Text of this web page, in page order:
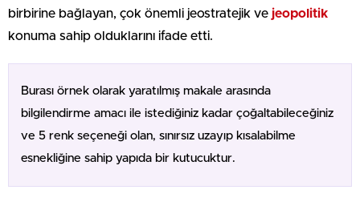
birbirine bağlayan, çok önemli jeostratejik ve jeopolitik
konuma sahip olduklarını ifade etti.
Burası örnek olarak yaratılmış makale arasında
bilgilendirme amacı ile istediğiniz kadar çoğaltabileceğiniz
ve 5 renk seçeneği olan, sınırsız uzayıp kısalabilme
esnekliğine sahip yapıda bir kutucuktur.